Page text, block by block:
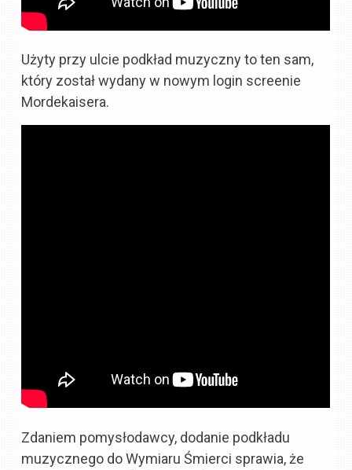
Użyty przy ulcie podkład muzyczny to ten sam,
który został wydany w nowym login screenie
Mordekaisera.
Zdaniem pomysłodawcy, dodanie podkładu
muzycznego do Wymiaru Śmierci sprawia, że